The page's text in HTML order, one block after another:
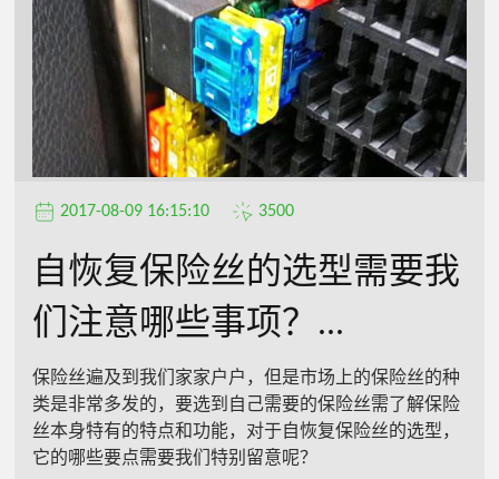
2017-08-09 16:15:10 3500
自恢复保险丝的选型需要我
们注意哪些事项？...
保险丝遍及到我们家家户户，但是市场上的保险丝的种
类是非常多发的，要选到自己需要的保险丝需了解保险
丝本身特有的特点和功能，对于自恢复保险丝的选型，
它的哪些要点需要我们特别留意呢？